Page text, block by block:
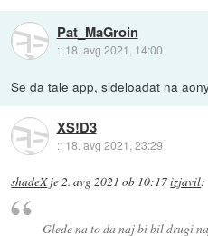
Pat_MaGroin
:: 18. avg 2021, 14:00
Se da tale app, sideloadat na
XS!D3
:: 18. avg 2021, 23:29
shadeXje2. avg 2021 ob 10:17izjavil:
Glede na to da naj bi bil drugi